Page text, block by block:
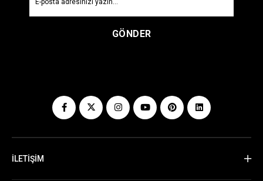
GÖNDER
İLETİŞİM